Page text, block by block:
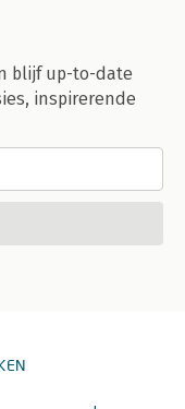
blijf up-to-date
inspirerende